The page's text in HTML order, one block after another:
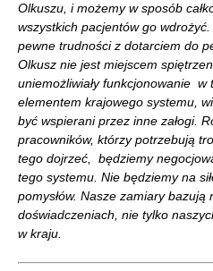
Olkuszu, i możemy w sposób
wszystkich pacjentów go
pewne trudności z dotarciem do
Olkusz nie jest miejscem
uniemożliwiały funkcjonowanie w
elementem krajowego systemu,
być wspierani przez inne załogi.
pracowników, którzy potrzebują
tego dojrzeć, będziemy
tego systemu. Nie będziemy na
pomysłów. Nasze zamiary bazują
doświadczeniach, nie tylko
w kraju.